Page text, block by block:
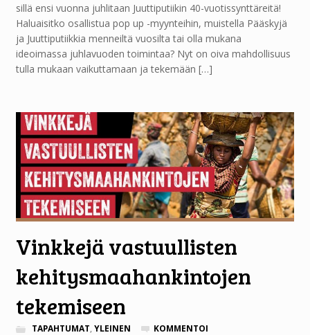
sillä ensi vuonna juhlitaan Juuttiputiikin 40-vuotissynttäreitä!
Haluaisitko osallistua pop up -myynteihin, muistella Pääskyjä
ja Juuttiputiikkia menneiltä vuosilta tai olla mukana
ideoimassa juhlavuoden toimintaa? Nyt on oiva mahdollisuus
tulla mukaan vaikuttamaan ja tekemään […]
Vinkkejä vastuullisten
kehitysmaahankintojen
tekemiseen
TAPAHTUMAT, YLEINEN KOMMENTOI